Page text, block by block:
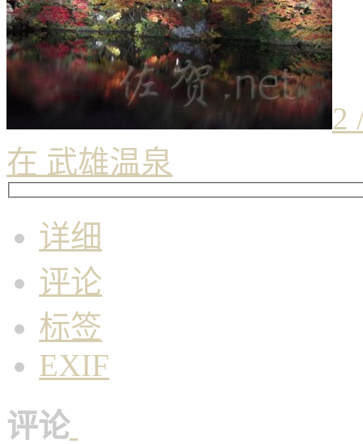
2
在 武雄温泉
详细
评论
标签
EXIF
评论